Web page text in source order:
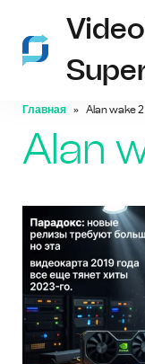
Главная Alan wake 2
Alan